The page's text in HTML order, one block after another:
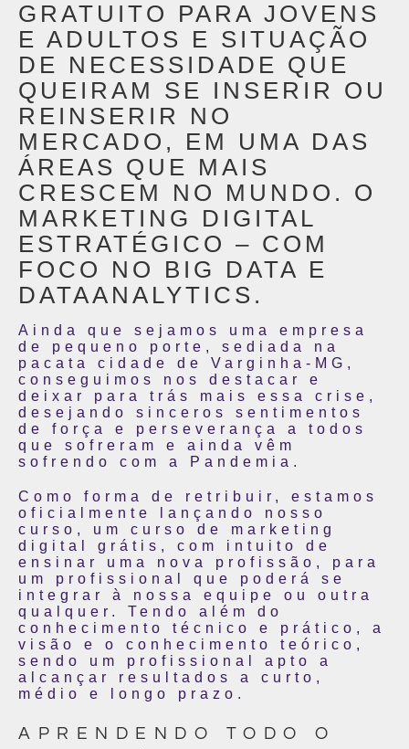
GRATUITO PARA JOVENS
E ADULTOS E SITUAÇÃO
DE NECESSIDADE QUE
QUEIRAM SE INSERIR OU
REINSERIR NO
MERCADO, EM UMA DAS
ÁREAS QUE MAIS
CRESCEM NO MUNDO. O
MARKETING DIGITAL
ESTRATÉGICO – COM
FOCO NO BIG DATA E
DATAANALYTICS.
Ainda que sejamos uma empresa
de pequeno porte, sediada na
pacata cidade de Varginha-MG,
conseguimos nos destacar e
deixar para trás mais essa crise,
desejando sinceros sentimentos
de força e perseverança a todos
que sofreram e ainda vêm
sofrendo com a Pandemia.
Como forma de retribuir, estamos
oficialmente lançando nosso
curso, um curso de marketing
digital grátis, com intuito de
ensinar uma nova profissão, para
um profissional que poderá se
integrar à nossa equipe ou outra
qualquer. Tendo além do
conhecimento técnico e prático, a
visão e o conhecimento teórico,
sendo um profissional apto a
alcançar resultados a curto,
médio e longo prazo.
APRENDENDO TODO O